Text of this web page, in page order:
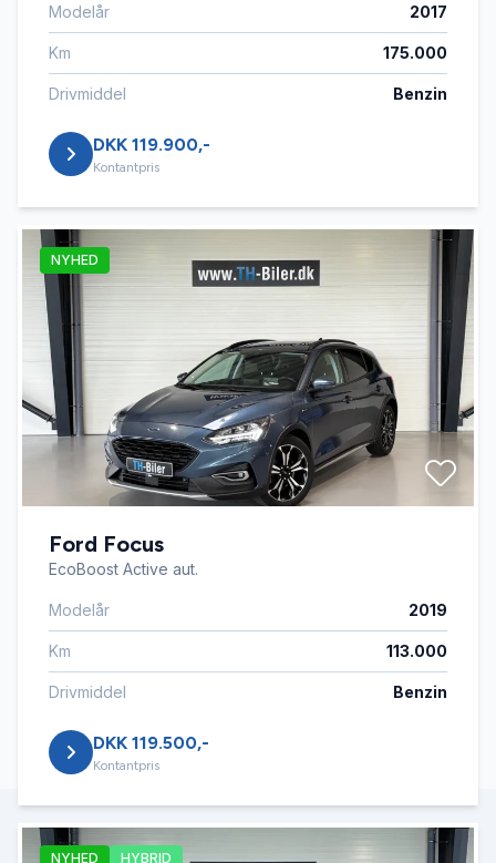
Modelår 2017
Km 175.000
Drivmiddel Benzin
DKK 119.900,-
Kontantpris
NYHED
Ford Focus
EcoBoost Active aut.
Modelår 2019
Km 113.000
Drivmiddel Benzin
DKK 119.500,-
Kontantpris
NYHED HYBRID